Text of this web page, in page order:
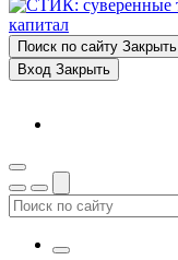
Поиск по сайту Закрыть
Вход Закрыть